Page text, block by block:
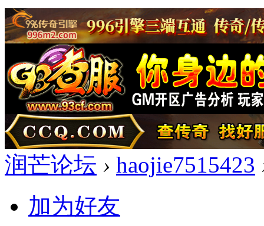
润芒论坛 › haojie7515423
加为好友